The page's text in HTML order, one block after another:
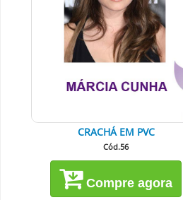
CRACHÁ EM PVC
Cód.56
Compre agora